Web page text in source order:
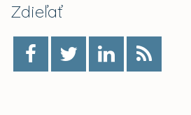
Zdieľať